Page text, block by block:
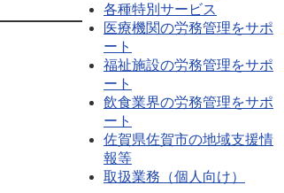
各種特別サービス
医療機関の労務管理をサポ
ート
福祉施設の労務管理をサポ
ート
飲食業界の労務管理をサポ
ート
佐賀県佐賀市の地域支援情
報等
取扱業務（個人向け）